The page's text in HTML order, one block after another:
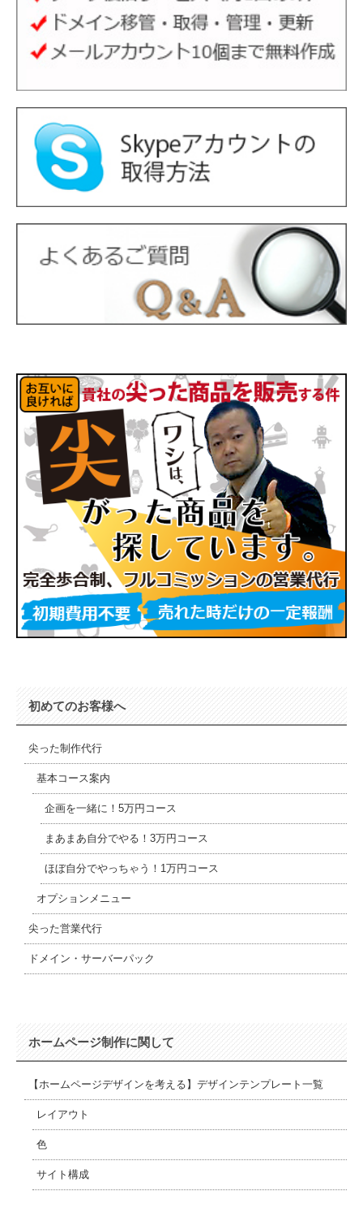
初めてのお客様へ
尖った制作代行
基本コース案内
企画を一緒に！5万円コース
まあまあ自分でやる！3万円コース
ほぼ自分でやっちゃう！1万円コース
オプションメニュー
尖った営業代行
ドメイン・サーバーパック
ホームページ制作に関して
【ホームページデザインを考える】デザインテンプレート一覧
レイアウト
色
サイト構成